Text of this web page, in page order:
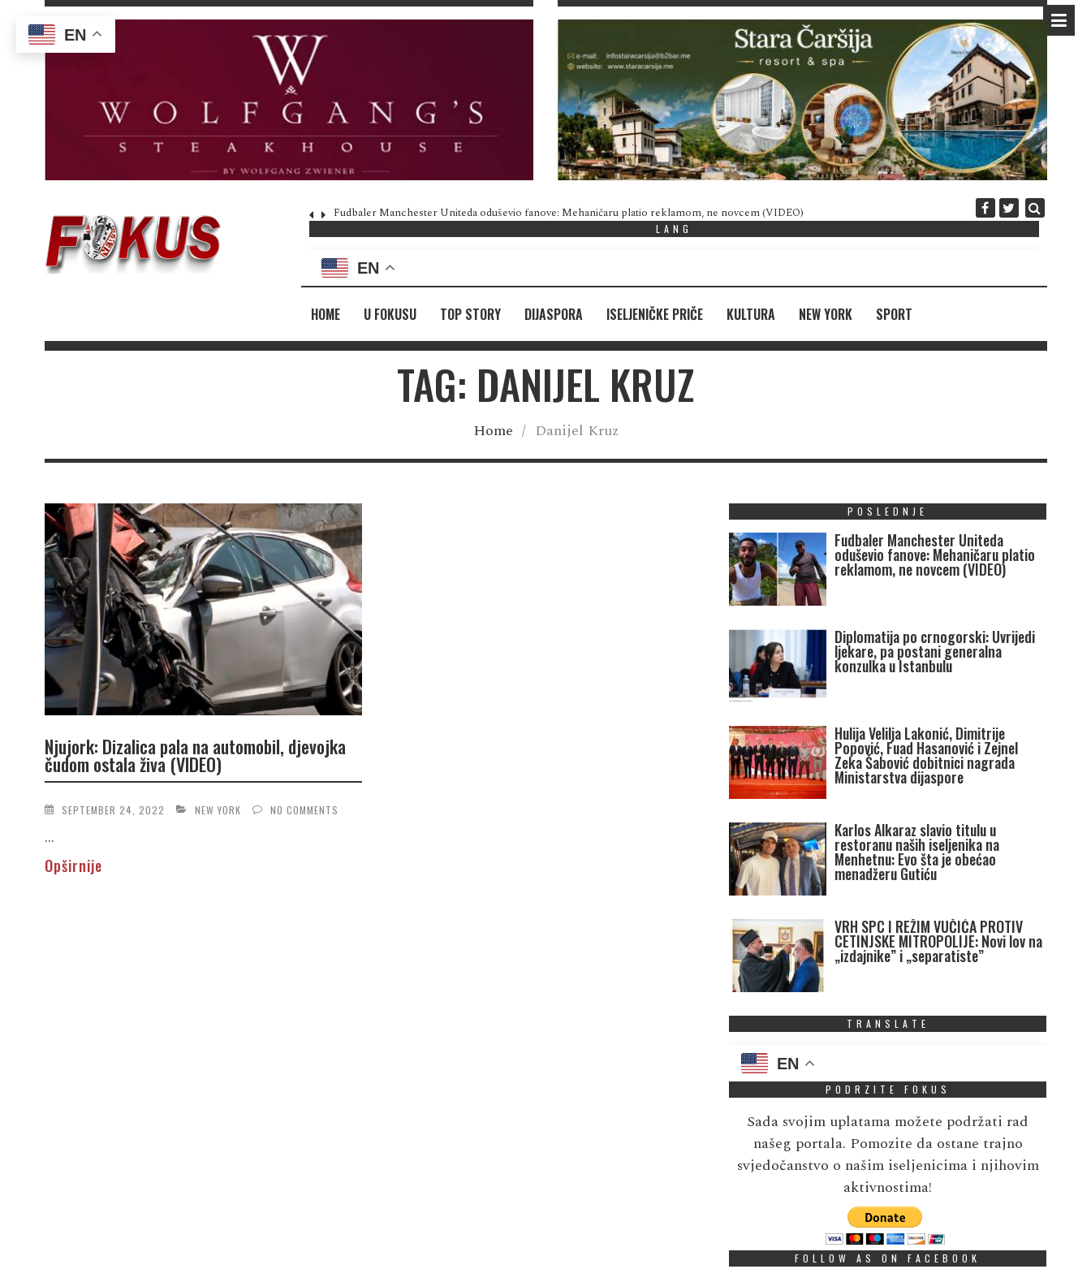
Fudbaler Manchester Uniteda oduševio fanove: Mehaničaru platio reklamom, ne novcem (VIDEO) Diplomatija po
LANG
EN
HOME U FOKUSU TOP STORY DIJASPORA ISELJENIČKE PRIČE KULTURA NEW YORK SPORT
TAG: DANIJEL KRUZ
Home / Danijel Kruz
Njujork: Dizalica pala na automobil, djevojka
čudom ostala živa (VIDEO)
SEPTEMBER 24, 2022 NEW YORK NO COMMENTS
...
Opširnije
POSLEDNJE
Fudbaler Manchester Uniteda
oduševio fanove: Mehaničaru platio
reklamom, ne novcem (VIDEO)
Diplomatija po crnogorski: Uvrijedi
ljekare, pa postani generalna
konzulka u Istanbulu
Hulija Velilja Lakonić, Dimitrije
Popović, Fuad Hasanović i Zejnel
Zeka Šabović dobitnici nagrada
Ministarstva dijaspore
Karlos Alkaraz slavio titulu u
restoranu naših iseljenika na
Menhetnu: Evo šta je obećao
menadžeru Gutiću
VRH SPC I REŽIM VUČIĆA PROTIV
CETINJSKE MITROPOLIJE: Novi lov na
„izdajnike” i „separatiste”
TRANSLATE
EN
PODRZITE FOKUS
Sada svojim uplatama možete podržati rad
našeg portala. Pomozite da ostane trajno
svjedočanstvo o našim iseljenicima i njihovim
aktivnostima!
FOLLOW AS ON FACEBOOK
EN